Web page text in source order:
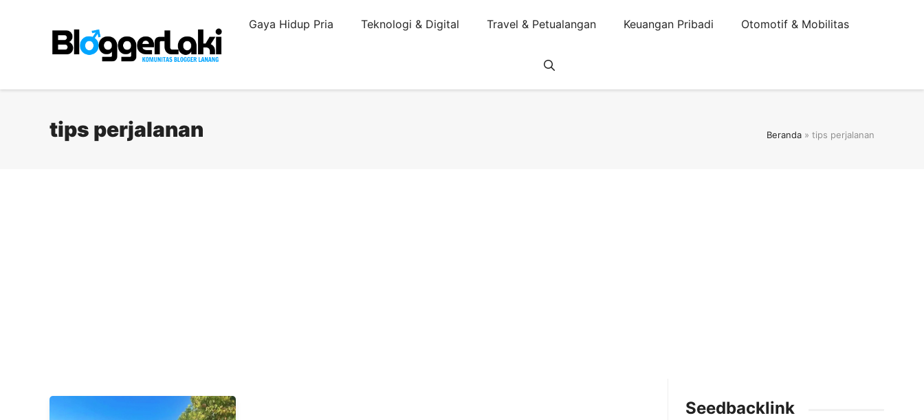
Gaya Hidup Pria Teknologi & Digital Travel & Petualangan Keuangan Pribadi Otomotif & Mobilitas
tips perjalanan Beranda » tips perjalanan
Seedbacklink